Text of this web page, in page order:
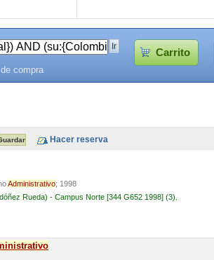
Carrito
compra
Administrativo; 1998
Rueda) - Campus Norte [344 G652 1998] (3).